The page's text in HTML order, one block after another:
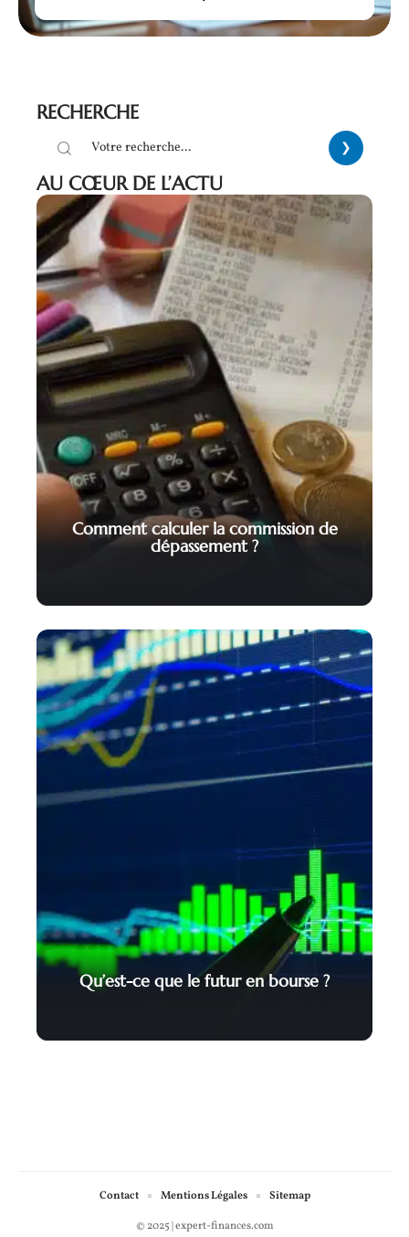
RECHERCHE
AU CŒUR DE L’ACTU
Comment calculer la commission de
dépassement ?
Qu’est-ce que le futur en bourse ?
© 2025 | expert-finances.com
Contact Mentions Légales Sitemap